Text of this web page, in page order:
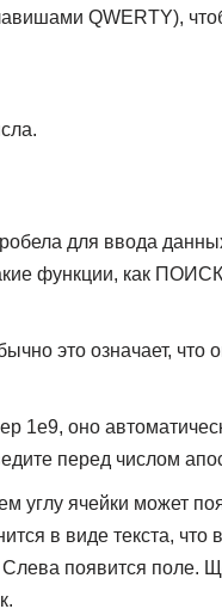
QWERTY),
для ввода
функции, как
это означает, что
1e9, оно
перед числом
углу ячейки может
в виде текста, что
появится поле.